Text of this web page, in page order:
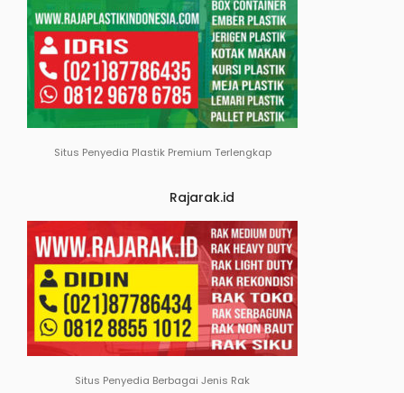
Situs Penyedia Plastik Premium Terlengkap
Rajarak.id
Situs Penyedia Berbagai Jenis Rak